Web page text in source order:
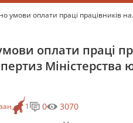
умови оплати праці працівників
оплати праці
Міністерства
1 0 3070